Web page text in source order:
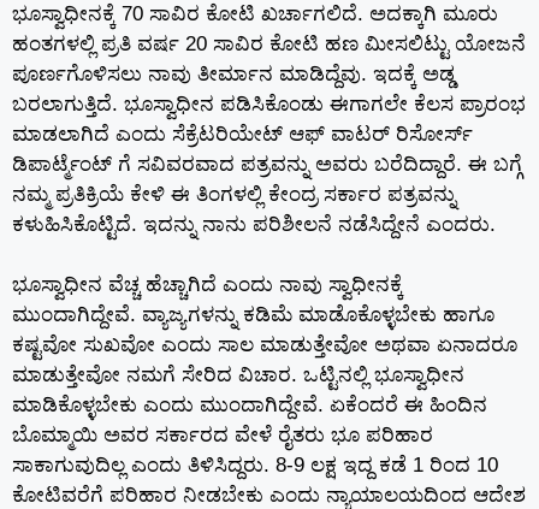
ಭೂಸ್ವಾಧೀನಕ್ಕೆ 70 ಸಾವಿರ ಕೋಟಿ ಖರ್ಚಾಗಲಿದೆ. ಅದಕ್ಕಾಗಿ ಮೂರು
ಹಂತಗಳಲ್ಲಿ ಪ್ರತಿ ವರ್ಷ 20 ಸಾವಿರ ಕೋಟಿ ಹಣ ಮೀಸಲಿಟ್ಟು ಯೋಜನೆ
ಪೂರ್ಣಗೊಳಿಸಲು ನಾವು ತೀರ್ಮಾನ ಮಾಡಿದ್ದೆವು. ಇದಕ್ಕೆ ಅಡ್ಡ
ಬರಲಾಗುತ್ತಿದೆ. ಭೂಸ್ವಾಧೀನ ಪಡಿಸಿಕೊಂಡು ಈಗಾಗಲೇ ಕೆಲಸ ಪ್ರಾರಂಭ
ಮಾಡಲಾಗಿದೆ ಎಂದು ಸೆಕ್ರೆಟರಿಯೇಟ್ ಆಫ್ ವಾಟರ್ ರಿಸೋರ್ಸ್
ಡಿಪಾರ್ಟ್ಮೆಂಟ್ ಗೆ ಸವಿವರವಾದ ಪತ್ರವನ್ನು ಅವರು ಬರೆದಿದ್ದಾರೆ. ಈ ಬಗ್ಗೆ
ನಮ್ಮ ಪ್ರತಿಕ್ರಿಯೆ ಕೇಳಿ ಈ ತಿಂಗಳಲ್ಲಿ ಕೇಂದ್ರ ಸರ್ಕಾರ ಪತ್ರವನ್ನು
ಕಳುಹಿಸಿಕೊಟ್ಟಿದೆ. ಇದನ್ನು ನಾನು ಪರಿಶೀಲನೆ ನಡೆಸಿದ್ದೇನೆ ಎಂದರು.
ಭೂಸ್ವಾಧೀನ ವೆಚ್ಚ ಹೆಚ್ಚಾಗಿದೆ ಎಂದು ನಾವು ಸ್ವಾಧೀನಕ್ಕೆ
ಮುಂದಾಗಿದ್ದೇವೆ. ವ್ಯಾಜ್ಯಗಳನ್ನು ಕಡಿಮೆ ಮಾಡೊಕೊಳ್ಳಬೇಕು ಹಾಗೂ
ಕಷ್ಟವೋ ಸುಖವೋ ಎಂದು ಸಾಲ ಮಾಡುತ್ತೇವೋ ಅಥವಾ ಏನಾದರೂ
ಮಾಡುತ್ತೇವೋ ನಮಗೆ ಸೇರಿದ ವಿಚಾರ. ಒಟ್ಟಿನಲ್ಲಿ ಭೂಸ್ವಾಧೀನ
ಮಾಡಿಕೊಳ್ಳಬೇಕು ಎಂದು ಮುಂದಾಗಿದ್ದೇವೆ. ಏಕೆಂದರೆ ಈ ಹಿಂದಿನ
ಬೊಮ್ಮಾಯಿ ಅವರ ಸರ್ಕಾರದ ವೇಳೆ ರೈತರು ಭೂ ಪರಿಹಾರ
ಸಾಕಾಗುವುದಿಲ್ಲ ಎಂದು ತಿಳಿಸಿದ್ದರು. 8-9 ಲಕ್ಷ ಇದ್ದ ಕಡೆ 1 ರಿಂದ 10
ಕೋಟಿವರೆಗೆ ಪರಿಹಾರ ನೀಡಬೇಕು ಎಂದು ನ್ಯಾಯಾಲಯದಿಂದ ಆದೇಶ